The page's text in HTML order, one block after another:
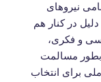
نیروهای
در کنار هم
و فکری،
بطور مسالمت
برای انتخاب